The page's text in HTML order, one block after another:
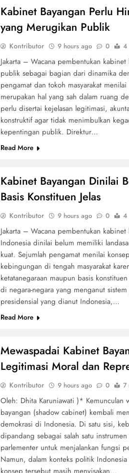
Kabinet Bayangan Perlu
yang Merugikan Publik
Kontributor 9 hours ago 0 4
Jakarta – Wacana pembentukan
publik sebagai bagian dari dinamika
pengamat dan tokoh masyarakat
merupakan hal yang sah dalam ruang
perlu disertai kejelasan legitimasi,
konstruktif agar tidak menimbulkan
kepentingan publik. Direktur…
Read More
Kabinet Bayangan Dinilai
Basis Konstituen Jelas
Kontributor 9 hours ago 0 4
Jakarta – Wacana pembentukan
Indonesia dinilai belum memiliki
kuat. Sejumlah pengamat menilai
kebingungan di tengah masyarakat
ketatanegaraan maupun basis
di negara-negara yang menganut
presidensial yang dianut Indonesia,…
Read More
Mewaspadai Kabinet
Legitimasi Moral dan
Kontributor 9 hours ago 0 7
Oleh: Dhita Karuniawati )* Kemunculan
bayangan (shadow cabinet) kembali
demokrasi di Indonesia. Di satu sisi,
dipandang sebagai salah satu
parlementer untuk menjalankan fungsi
Namun, dalam konteks politik